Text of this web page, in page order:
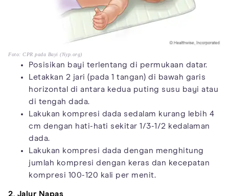
Foto: CPR pada Bayi (Nyp.org)
Posisikan bayi terlentang di permukaan datar.
Letakkan 2 jari (pada 1 tangan) di bawah garis
horizontal di antara kedua puting susu bayi atau
di tengah dada.
Lakukan kompresi dada sedalam kurang lebih 4
cm dengan hati-hati sekitar 1/3-1/2 kedalaman
dada.
Lakukan kompresi dada dengan menghitung
jumlah kompresi dengan keras dan kecepatan
kompresi 100-120 kali per menit.
2. Jalur Napas